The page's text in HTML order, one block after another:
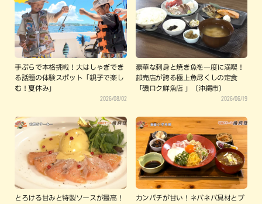
手ぶらで本格挑戦！大はしゃぎでき
る話題の体験スポット「親子で楽し
む！夏休み」
2026/08/02
豪華な刺身と焼き魚を一度に満喫！
卸売店が誇る極上魚尽くしの定食
「磯ロク鮮魚店 」（沖縄市）
2026/06/19
とろける甘みと特製ソースが最高！
カンパチが甘い！ネバネバ具材とブ